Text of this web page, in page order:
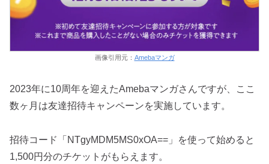
画像引用元： Amebaマンガ
2023年に10周年を迎えたAmebaマンガさんですが、ここ
数ヶ月は友達招待キャンペーンを実施しています。
招待コード「NTgyMDM5MS0xOA==」を使って始めると
1,500円分のチケットがもらえます。